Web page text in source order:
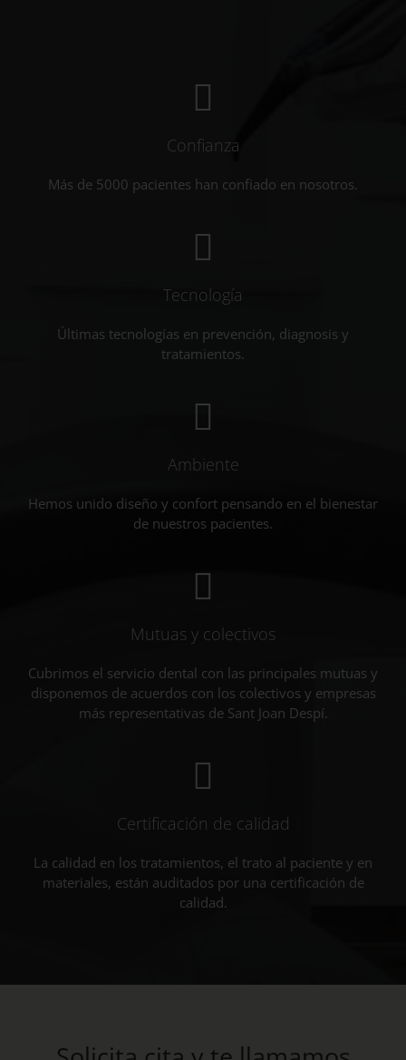
Confianza
Más de 5000 pacientes han confiado en nosotros.
Tecnología
Últimas tecnologías en prevención, diagnosis y
tratamientos.
Ambiente
Hemos unido diseño y confort pensando en el bienestar
de nuestros pacientes.
Mutuas y colectivos
Cubrimos el servicio dental con las principales mutuas y
disponemos de acuerdos con los colectivos y empresas
más representativas de Sant Joan Despí.
Certificación de calidad
La calidad en los tratamientos, el trato al paciente y en
materiales, están auditados por una certificación de
calidad.